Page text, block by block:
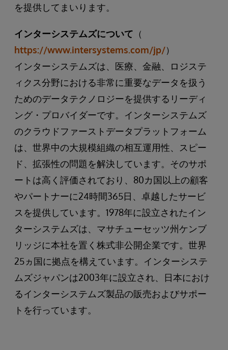
を提供してまいります。
インターシステムズについて （
https://www.intersystems.com/jp/）
インターシステムズは、医療、金融、ロジステ
ィクス分野における非常に重要なデータを扱う
ためのデータテクノロジーを提供するリーディ
ング・プロバイダーです。インターシステムズ
のクラウドファーストデータプラットフォーム
は、世界中の大規模組織の相互運用性、スピー
ド、拡張性の問題を解決しています。そのサポ
ートは高く評価されており、80カ国以上の顧客
やパートナーに24時間365日、卓越したサービ
スを提供しています。1978年に設立されたイン
ターシステムズは、マサチューセッツ州ケンブ
リッジに本社を置く株式非公開企業です。世界
25ヵ国に拠点を構えています。インターシステ
ムズジャパンは2003年に設立され、日本におけ
るインターシステムズ製品の販売およびサポー
トを行っています。